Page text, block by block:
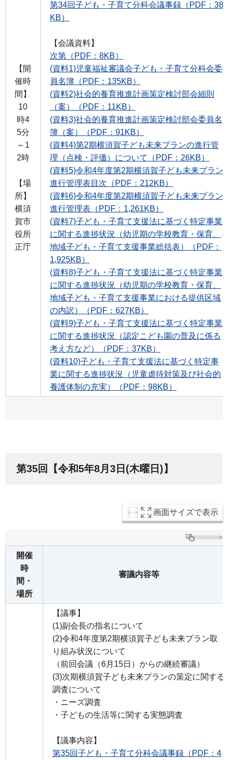
【開
催時
間】
10
時4
5分
～1
2時
【場
所】
横須
賀市
役所
正庁
第34回子ども・子育て分科会議事録（PDF：38
KB）
【会議資料】
次第（PDF：8KB）
(資料1)児童福祉審議会子ども・子育て分科会委
員名簿（PDF：135KB）
(資料2)社会的養育推進計画策定検討部会細則
（案）（PDF：11KB）
(資料3)社会的養育推進計画策定検討部会委員名
簿（案）（PDF：91KB）
(資料4)第2期横須賀子ども未来プランの進行管
理（点検・評価）について（PDF：26KB）
(資料5)令和4年度第2期横須賀子ども未来プラン
進行管理表目次（PDF：212KB）
(資料6)令和4年度第2期横須賀子ども未来プラン
進行管理表（PDF：1,261KB）
(資料7)子ども・子育て支援法に基づく特定事業
に関する進捗状況（幼児期の学校教育・保育、
地域子ども・子育て支援事業総括表）（PDF：
1,925KB）
(資料8)子ども・子育て支援法に基づく特定事業
に関する進捗状況（幼児期の学校教育・保育、
地域子ども・子育て支援事業における提供区域
の内訳）（PDF：627KB）
(資料9)子ども・子育て支援法に基づく特定事業
に関する進捗状況（認定こども園の普及に係る
考え方など）（PDF：37KB）
(資料10)子ども・子育て支援法に基づく特定事
業に関する進捗状況（児童虐待対策及び社会的
養護体制の充実）（PDF：98KB）
第35回【令和5年8月3日(木曜日)】
画面サイズで表示
開催
時
間・
場所
審議内容等
【議事】
(1)副会長の指名について
(2)令和4年度第2期横須賀子ども未来プラン取
り組み状況について
（前回会議（6月15日）からの継続審議）
(3)次期横須賀子ども未来プランの策定に関する
調査について
・ニーズ調査
・子どもの生活等に関する実態調査
【議事内容】
第35回子ども・子育て分科会議事録（PDF：4